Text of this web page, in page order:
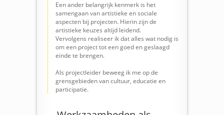
Een ander belangrijk kenmerk is het
samengaan van artistieke en sociale
aspecten bij projecten. Hierin zijn de
artistieke keuzes altijd leidend.
Vervolgens realiseer ik dat alles wat nodig is
om een project tot een goed en geslaagd
einde te brengen.
Als projectleider beweeg ik me op de
grensgebieden van cultuur, educatie en
participatie.